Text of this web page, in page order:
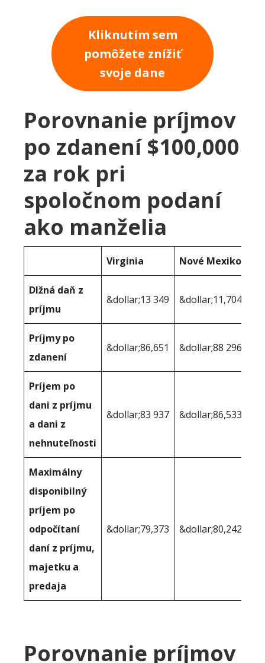
Kliknutím sem
pomôžete znížiť
svoje dane
Porovnanie príjmov
po zdanení $100,000
za rok pri
spoločnom podaní
ako manželia
Virginia Nové Mexiko
Dlžná daň z
príjmu
&dollar;13 349 &dollar;11,704
Príjmy po
zdanení
&dollar;86,651 &dollar;88 296
Príjem po
dani z príjmu
a dani z
nehnuteľnosti
&dollar;83 937 &dollar;86,533
Maximálny
disponibilný
príjem po
odpočítaní
daní z príjmu,
majetku a
predaja
&dollar;79,373 &dollar;80,242
Porovnanie príjmov